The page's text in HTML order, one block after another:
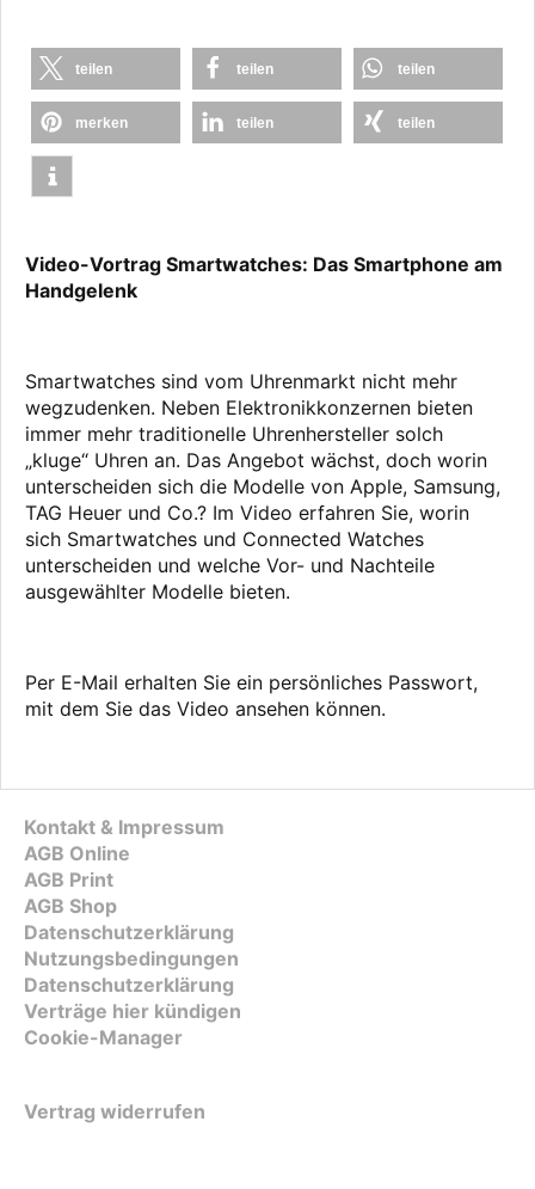
teilen teilen teilen
merken teilen teilen
Video-Vortrag Smartwatches: Das Smartphone am
Handgelenk
Smartwatches sind vom Uhrenmarkt nicht mehr
wegzudenken. Neben Elektronikkonzernen bieten
immer mehr traditionelle Uhrenhersteller solch
„kluge“ Uhren an. Das Angebot wächst, doch worin
unterscheiden sich die Modelle von Apple, Samsung,
TAG Heuer und Co.? Im Video erfahren Sie, worin
sich Smartwatches und Connected Watches
unterscheiden und welche Vor- und Nachteile
ausgewählter Modelle bieten.
Per E-Mail erhalten Sie ein persönliches Passwort,
mit dem Sie das Video ansehen können.
Kontakt & Impressum
AGB Online
AGB Print
AGB Shop
Datenschutzerklärung
Nutzungsbedingungen
Datenschutzerklärung
Verträge hier kündigen
Cookie-Manager
Vertrag widerrufen